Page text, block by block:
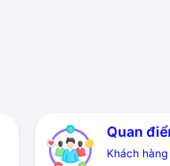
Quan
Khách